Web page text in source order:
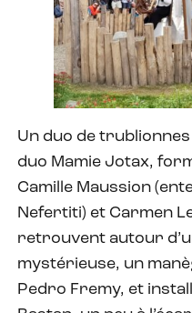
Un duo de
duo Mamie Jotax,
Camille Maussion
Nefertiti) et Carmen
retrouvent autour
mystérieuse, un
Pedro Fremy, et